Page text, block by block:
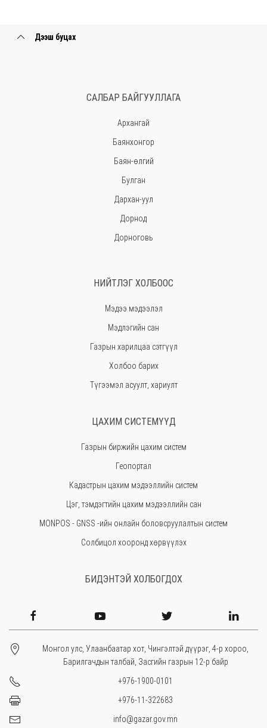
Дээш буцах
САЛБАР БАЙГУУЛЛАГА
Архангай
Баянхонгор
Баян-өлгий
Булган
Дархан-уул
Дорнод
Дорноговь
Хэнтий
Ховд
Хөвсгөл
Орхон
Сэлэнгэ
Өмнөговь
Увс
Өвөрхангай
Завхан
НИЙТЛЭГ ХОЛБООС
Мэдээ мэдээлэл
Мэдлэгийн сан
Газрын харилцаа сэтгүүл
Холбоо барих
Түгээмэл асуулт, хариулт
ЦАХИМ СИСТЕМҮҮД
Газрын биржийн цахим систем
Геопортал
Кадастрын цахим мэдээллийн систем
Цэг, тэмдэгтийн цахим мэдээллийн сан
MONPOS - GNSS -ийн онлайн боловсруулалтын систем
Солбицол хооронд хөрвүүлэх
БИДЭНТЭЙ ХОЛБОГДОХ
Монгол улс, Улаанбаатар хот, Чингэлтэй дүүрэг, 4-р хороо,
Барилгачдын талбай, Засгийн газрын 12-р байр
+976-1900-0101
+976-11-322683
info@gazar.gov.mn